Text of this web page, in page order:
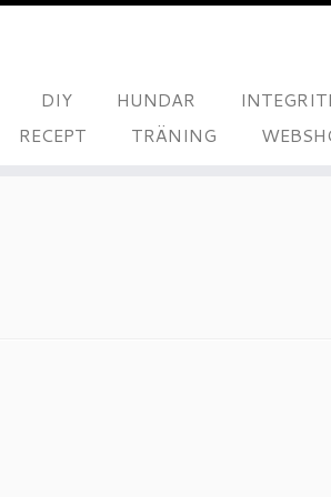
DIY HUNDAR
RECEPT TRÄNING